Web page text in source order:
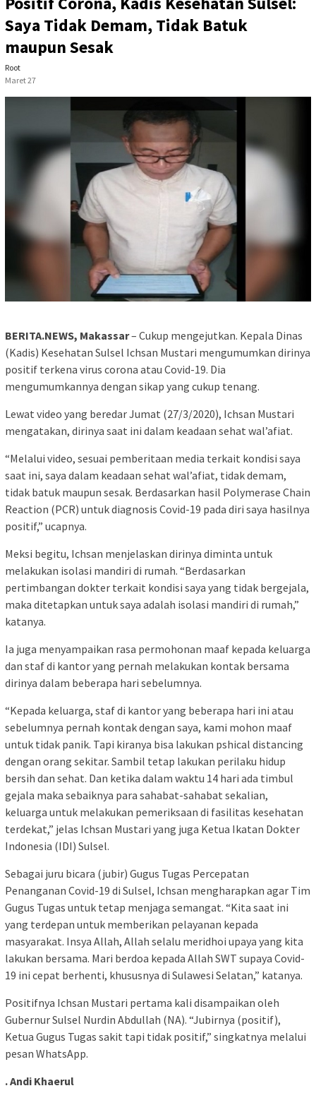
Saya Tidak Demam, Tidak Batuk
maupun Sesak
Root
Maret 27
BERITA.NEWS, Makassar– Cukup mengejutkan. Kepala Dinas
(Kadis) Kesehatan Sulsel Ichsan Mustari mengumumkan dirinya
positif terkena virus corona atau Covid-19. Dia
mengumumkannya dengan sikap yang cukup tenang.
Lewat video yang beredar Jumat (27/3/2020), Ichsan Mustari
mengatakan, dirinya saat ini dalam keadaan sehat wal’afiat.
“Melalui video, sesuai pemberitaan media terkait kondisi saya
saat ini, saya dalam keadaan sehat wal’afiat, tidak demam,
tidak batuk maupun sesak. Berdasarkan hasil Polymerase Chain
Reaction (PCR) untuk diagnosis Covid-19 pada diri saya hasilnya
positif,” ucapnya.
Meksi begitu, Ichsan menjelaskan dirinya diminta untuk
melakukan isolasi mandiri di rumah. “Berdasarkan
pertimbangan dokter terkait kondisi saya yang tidak bergejala,
maka ditetapkan untuk saya adalah isolasi mandiri di rumah,”
katanya.
Ia juga menyampaikan rasa permohonan maaf kepada keluarga
dan staf di kantor yang pernah melakukan kontak bersama
dirinya dalam beberapa hari sebelumnya.
“Kepada keluarga, staf di kantor yang beberapa hari ini atau
sebelumnya pernah kontak dengan saya, kami mohon maaf
untuk tidak panik. Tapi kiranya bisa lakukan pshical distancing
dengan orang sekitar. Sambil tetap lakukan perilaku hidup
bersih dan sehat. Dan ketika dalam waktu 14 hari ada timbul
gejala maka sebaiknya para sahabat-sahabat sekalian,
keluarga untuk melakukan pemeriksaan di fasilitas kesehatan
terdekat,” jelas Ichsan Mustari yang juga Ketua Ikatan Dokter
Indonesia (IDI) Sulsel.
Sebagai juru bicara (jubir) Gugus Tugas Percepatan
Penanganan Covid-19 di Sulsel, Ichsan mengharapkan agar Tim
Gugus Tugas untuk tetap menjaga semangat. “Kita saat ini
yang terdepan untuk memberikan pelayanan kepada
masyarakat. Insya Allah, Allah selalu meridhoi upaya yang kita
lakukan bersama. Mari berdoa kepada Allah SWT supaya Covid-
19 ini cepat berhenti, khususnya di Sulawesi Selatan,” katanya.
Positifnya Ichsan Mustari pertama kali disampaikan oleh
Gubernur Sulsel Nurdin Abdullah (NA). “Jubirnya (positif),
Ketua Gugus Tugas sakit tapi tidak positif,” singkatnya melalui
pesan WhatsApp.
. Andi Khaerul